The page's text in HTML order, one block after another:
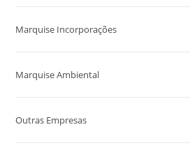
Marquise Incorporações
Marquise Ambiental
Outras Empresas